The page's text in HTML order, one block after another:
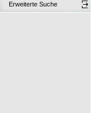
Erweiterte Suche